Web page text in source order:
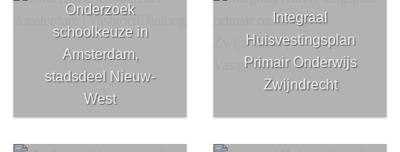
Onderzoek
schoolkeuze in
Amsterdam,
stadsdeel Nieuw-
West
Integraal
Huisvestingsplan
Primair Onderwijs
Zwijndrecht